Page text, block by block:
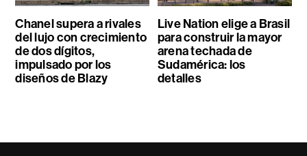
Chanel supera a rivales
del lujo con crecimiento
de dos dígitos,
impulsado por los
diseños de Blazy
Live Nation elige a Brasil
para construir la mayor
arena techada de
Sudamérica: los
detalles